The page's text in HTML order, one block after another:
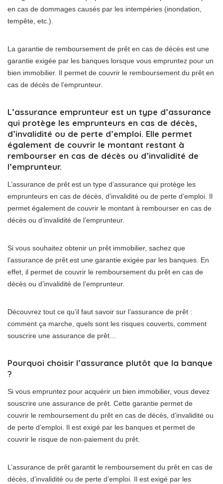
en cas de dommages causés par les intempéries (inondation,
tempête, etc.).
La garantie de remboursement de prêt en cas de décès est une
garantie exigée par les banques lorsque vous empruntez pour un
bien immobilier. Il permet de couvrir le remboursement du prêt en
cas de décès de l’emprunteur.
L’assurance emprunteur est un type d’assurance
qui protège les emprunteurs en cas de décès,
d’invalidité ou de perte d’emploi. Elle permet
également de couvrir le montant restant à
rembourser en cas de décès ou d’invalidité de
l’emprunteur.
L’assurance de prêt est un type d’assurance qui protège les
emprunteurs en cas de décès, d’invalidité ou de perte d’emploi. Il
permet également de couvrir le montant à rembourser en cas de
décès ou d’invalidité de l’emprunteur.
Si vous souhaitez obtenir un prêt immobilier, sachez que
l’assurance de prêt est une garantie exigée par les banques. En
effet, il permet de couvrir le remboursement du prêt en cas de
décès ou d’invalidité de l’emprunteur.
Découvrez tout ce qu’il faut savoir sur l’assurance de prêt :
comment ça marche, quels sont les risques couverts, comment
souscrire une assurance de prêt…
Pourquoi choisir l’assurance plutôt que la banque
?
Si vous empruntez pour acquérir un bien immobilier, vous devez
souscrire une assurance de prêt. Cette garantie permet de
couvrir le remboursement du prêt en cas de décès, d’invalidité ou
de perte d’emploi. Il est exigé par les banques et permet de
couvrir le risque de non-paiement du prêt.
L’assurance de prêt garantit le remboursement du prêt en cas de
décès, d’invalidité ou de perte d’emploi. Il est exigé par les